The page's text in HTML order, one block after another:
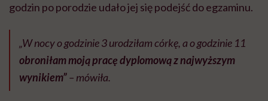
godzin po porodzie udało jej się podejść do egzaminu.
„W nocy o godzinie 3 urodziłam córkę, a o godzinie 11
obroniłam moją pracę dyplomową z najwyższym
wynikiem”– mówiła.